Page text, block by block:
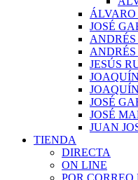
ÁLVARO
JOSÉ
ANDRÉS
ANDRÉS
JESÚS
JOSÉ
JOSÉ
JUAN
TIENDA
DIRECTA
ON LINE
POR